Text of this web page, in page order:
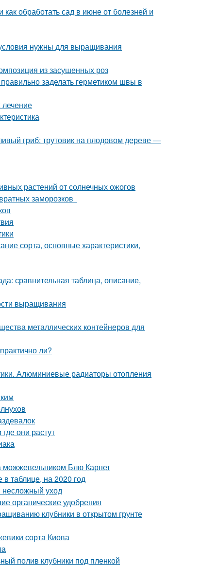
обработать сад в июне от болезней и
нужны для выращивания
из засушенных роз
заделать герметиком швы в
гриб: трутовик на плодовом дереве —
растений от солнечных ожогов
заморозков
сорта, основные характеристики,
сравнительная таблица, описание,
выращивания
металлических контейнеров для
ли?
Алюминиевые радиаторы отопления
они растут
можжевельником Блю Карпет
в таблице, на 2020 год
несложный уход
органические удобрения
клубники в открытом грунте
сорта Киова
полив клубники под пленкой